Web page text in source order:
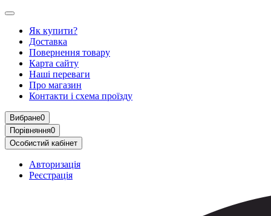
Як купити?
Доставка
Повернення товару
Карта сайту
Наші переваги
Про магазин
Контакти і схема проїзду
Вибране0
Порівняння0
Особистий кабінет
Авторизація
Реєстрація